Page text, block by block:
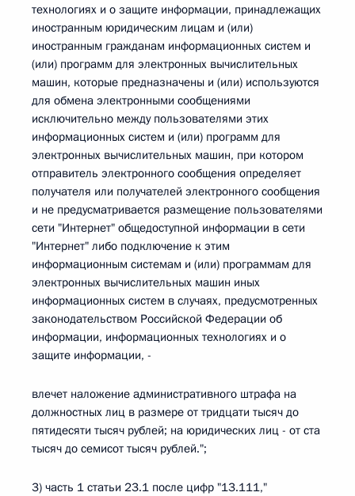
технологиях и о защите информации, принадлежащих
иностранным юридическим лицам и (или)
иностранным гражданам информационных систем и
(или) программ для электронных вычислительных
машин, которые предназначены и (или) используются
для обмена электронными сообщениями
исключительно между пользователями этих
информационных систем и (или) программ для
электронных вычислительных машин, при котором
отправитель электронного сообщения определяет
получателя или получателей электронного сообщения
и не предусматривается размещение пользователями
сети "Интернет" общедоступной информации в сети
"Интернет" либо подключение к этим
информационным системам и (или) программам для
электронных вычислительных машин иных
информационных систем в случаях, предусмотренных
законодательством Российской Федерации об
информации, информационных технологиях и о
защите информации, -
влечет наложение административного штрафа на
должностных лиц в размере от тридцати тысяч до
пятидесяти тысяч рублей; на юридических лиц - от ста
тысяч до семисот тысяч рублей.";
3) часть 1 статьи 23.1 после цифр "13.111,"